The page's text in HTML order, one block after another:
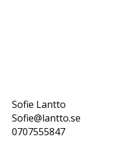
Sofie Lantto
Sofie@lantto.se
0707555847